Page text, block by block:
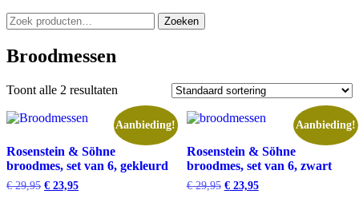
Zoeken
naar:
Zoeken
Broodmessen
Toont alle 2 resultaten
Aanbieding!
Rosenstein & Söhne
broodmes, set van 6, gekleurd
€29,95 Oorspronkelijke
€ 23,95Huidige
Aanbieding!
Rosenstein & Söhne
broodmes, set van 6, zwart
€29,95 Oorspronkelijke
€23,95Huidige